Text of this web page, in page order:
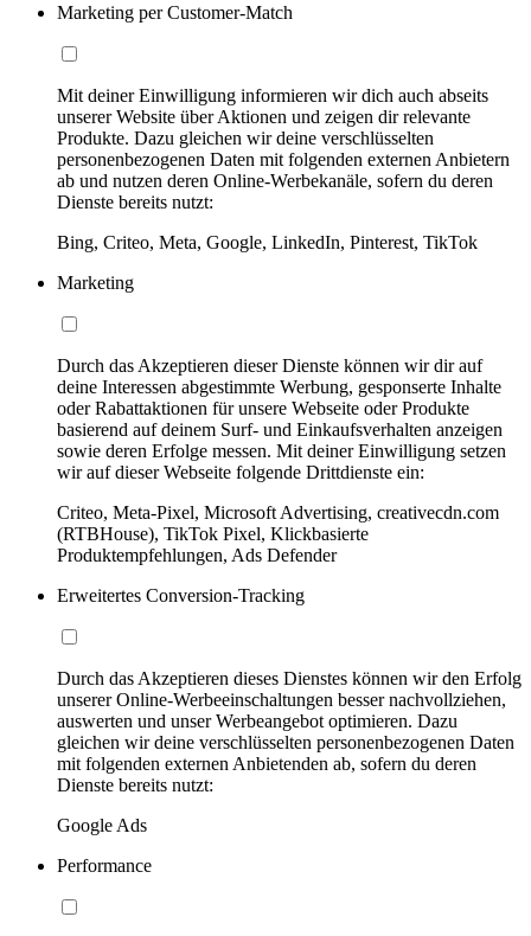
Marketing per Customer-Match
Mit deiner Einwilligung informieren wir dich auch abseits
unserer Website über Aktionen und zeigen dir relevante
Produkte. Dazu gleichen wir deine verschlüsselten
personenbezogenen Daten mit folgenden externen Anbietern
ab und nutzen deren Online-Werbekanäle, sofern du deren
Dienste bereits nutzt:
Bing, Criteo, Meta, Google, LinkedIn, Pinterest, TikTok
Marketing
Durch das Akzeptieren dieser Dienste können wir dir auf
deine Interessen abgestimmte Werbung, gesponserte Inhalte
oder Rabattaktionen für unsere Webseite oder Produkte
basierend auf deinem Surf- und Einkaufsverhalten anzeigen
sowie deren Erfolge messen. Mit deiner Einwilligung setzen
wir auf dieser Webseite folgende Drittdienste ein:
Criteo, Meta-Pixel, Microsoft Advertising, creativecdn.com
(RTBHouse), TikTok Pixel, Klickbasierte
Produktempfehlungen, Ads Defender
Erweitertes Conversion-Tracking
Durch das Akzeptieren dieses Dienstes können wir den Erfolg
unserer Online-Werbeeinschaltungen besser nachvollziehen,
auswerten und unser Werbeangebot optimieren. Dazu
gleichen wir deine verschlüsselten personenbezogenen Daten
mit folgenden externen Anbietenden ab, sofern du deren
Dienste bereits nutzt:
Google Ads
Performance